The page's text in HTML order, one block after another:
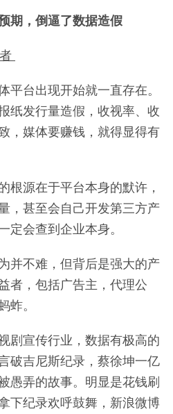
期，倒逼了数据造假
平台出现开始就一直存在。
纸发行量造假，收视率、收
，媒体要赚钱，就得显得有
根源在于平台本身的默许，
，甚至会自己开发第三方产
定会查到企业本身。
并不难，但背后是强大的产
者，包括广告主，代理公
蚱。
剧宣传行业，数据有极高的
破吉尼斯纪录，蔡徐坤一亿
愚弄的故事。明显是花钱刷
下纪录欢呼鼓舞，新浪微博